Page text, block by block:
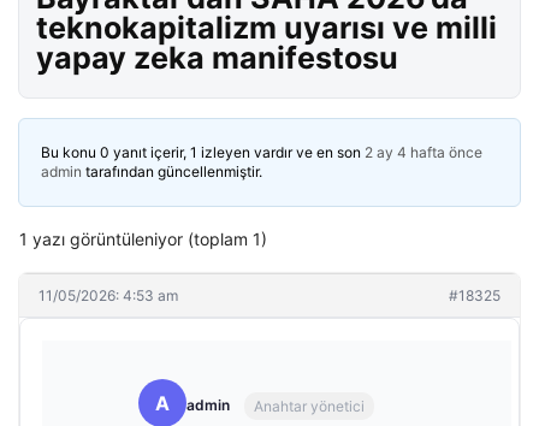
teknokapitalizm uyarısı ve milli
yapay zeka manifestosu
Bu konu 0 yanıt içerir, 1 izleyen vardır ve en son 2 ay 4 hafta önce
admin tarafından güncellenmiştir.
1 yazı görüntüleniyor (toplam 1)
11/05/2026: 4:53 am #18325
A admin Anahtar yönetici